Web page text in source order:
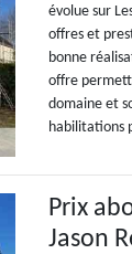
évolue sur
offres et
bonne
offre
domaine et
habilitations
Prix
Jason